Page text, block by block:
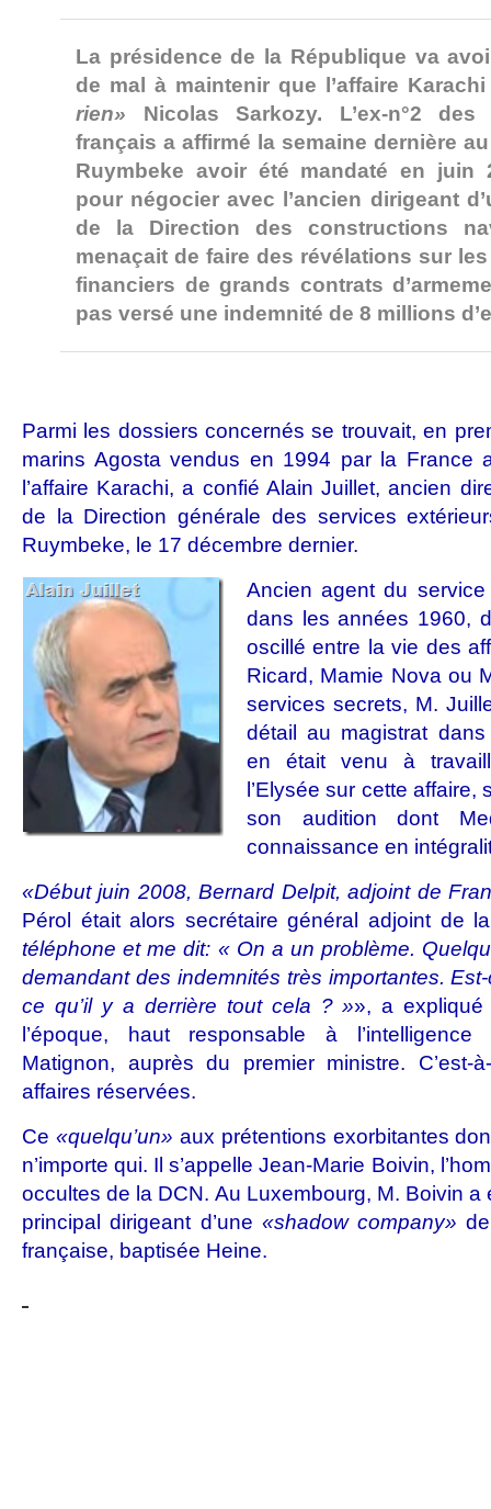
La présidence de la République va
de mal à maintenir que l’affaire
rien» Nicolas Sarkozy. L’ex-n°2
français a affirmé la semaine dernière
Ruymbeke avoir été mandaté en juin
pour négocier avec l’ancien dirigeant
de la Direction des constructions
menaçait de faire des révélations sur
financiers de grands contrats
pas versé une indemnité de 8 millions
Parmi les dossiers concernés se trouvait, en
marins Agosta vendus en 1994 par la
l’affaire Karachi, a confié Alain Juillet, ancien
de la Direction générale des services
Ruymbeke, le 17 décembre dernier.
Ancien agent du
dans les années 1960,
oscillé entre la vie des
Ricard, Mamie Nova ou
services secrets, M.
détail au magistrat
en était venu à
l’Elysée sur cette
son audition dont
connaissance en
«Début juin 2008, Bernard Delpit, adjoint de
Pérol était alors secrétaire général adjoint de
téléphone et me dit: « On a un problème.
demandant des indemnités très importantes.
ce qu’il y a derrière tout cela ? »», a expliqué
l’époque, haut responsable à
Matignon, auprès du premier ministre. C’est-
affaires réservées.
Ce «quelqu’un» aux prétentions exorbitantes
n’importe qui. Il s’appelle Jean-Marie Boivin,
occultes de la DCN. Au Luxembourg, M. Boivin
principal dirigeant d’une «shadow company»
française, baptisée Heine.